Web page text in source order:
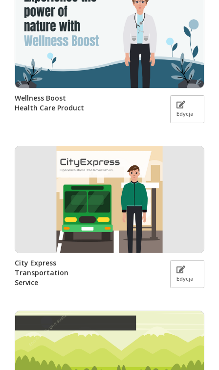
Wellness Boost
Health Care Product
Edycja
City Express
Transportation
Service
Edycja